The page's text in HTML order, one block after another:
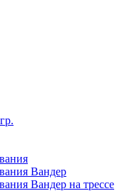
Вандер
Вандер на трессе